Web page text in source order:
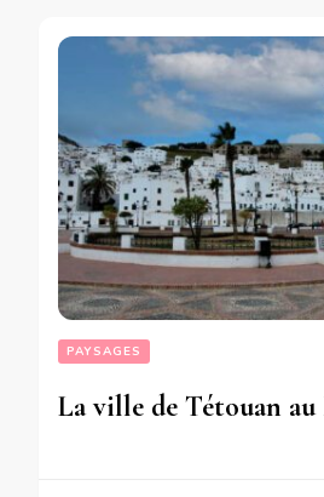
PAYSAGES
La ville de Tétouan